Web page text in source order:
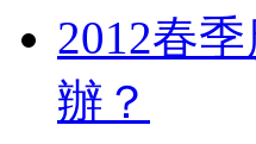
2012春
辦？